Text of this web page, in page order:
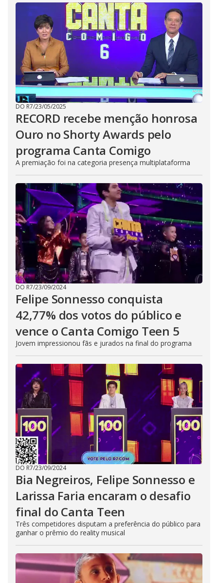
DO R7/23/05/2025
RECORD recebe menção honrosa
Ouro no Shorty Awards pelo
programa Canta Comigo
A premiação foi na categoria presença multiplataforma
DO R7/23/09/2024
Felipe Sonnesso conquista
42,77% dos votos do público e
vence o Canta Comigo Teen 5
Jovem impressionou fãs e jurados na final do programa
DO R7/23/09/2024
Bia Negreiros, Felipe Sonnesso e
Larissa Faria encaram o desafio
final do Canta Teen
Três competidores disputam a preferência do público para
ganhar o prêmio do reality musical